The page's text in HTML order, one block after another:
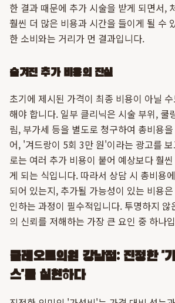
한 결과 때문에 추가 시술을 받게 되면서,
훨씬 더 많은 비용과 시간을 들이게 될 수
한 소비와는 거리가 먼 결과입니다.
숨겨진 추가 비용의 진실
초기에 제시된 가격이 최종 비용이 아닐
해야 합니다. 일부 클리닉은 시술 부위, 쿨
림, 부가세 등을 별도로 청구하여 총비용
어, '겨드랑이 5회 3만 원'이라는 광고를
로는 여러 추가 비용이 붙어 예상보다 훨
게 되는 식입니다. 따라서 상담 시 총비용
되어 있는지, 추가될 가능성이 있는 비용
인하는 과정이 필수적입니다. 투명하지 않
의 신뢰를 저해하는 가장 큰 요인 중 하나
클레오르의원 강남점: 진정한 '
스'를 실현하다